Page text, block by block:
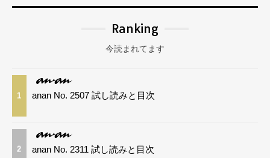
Ranking
今読まれてます
1 anan No. 2507 試し読みと目次
2 anan No. 2311 試し読みと目次